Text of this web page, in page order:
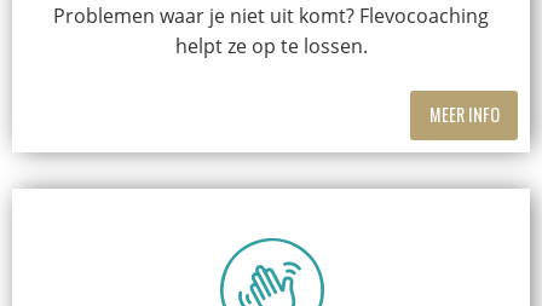
Problemen waar je niet uit komt? Flevocoaching
helpt ze op te lossen.
MEER INFO